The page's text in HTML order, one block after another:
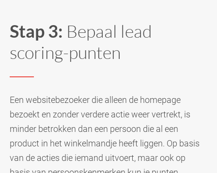
Stap 3: Bepaal lead
scoring-punten
Een websitebezoeker die alleen de homepage
bezoekt en zonder verdere actie weer vertrekt, is
minder betrokken dan een persoon die al een
product in het winkelmandje heeft liggen. Op basis
van de acties die iemand uitvoert, maar ook op